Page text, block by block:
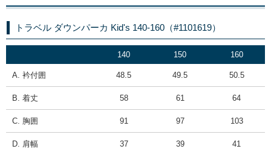
トラベル ダウンパーカ Kid's 140-160（#1101619）
140 150 160
A. 衿付囲 48.5 49.5 50.5
B. 着丈 58 61 64
C. 胸囲 91 97 103
D. 肩幅 37 39 41